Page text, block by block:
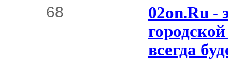
68
02on.Ru -
всегда